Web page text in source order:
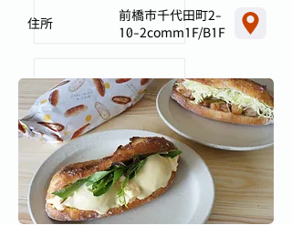
前橋市千代田町2-
10-2comm1F/B1F
住所